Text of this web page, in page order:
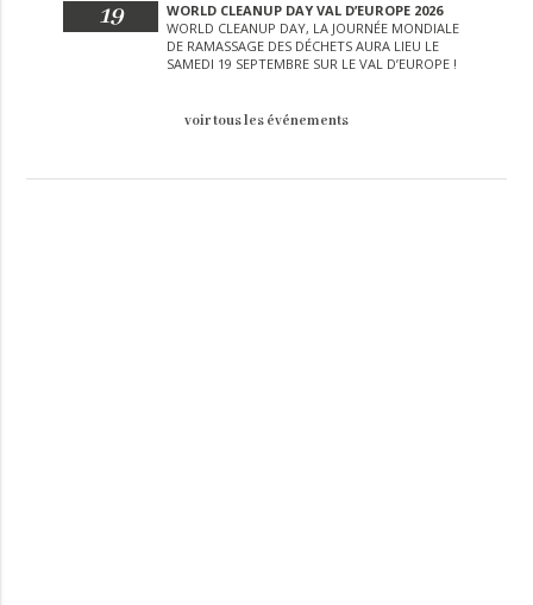
19
WORLD CLEANUP DAY VAL D’EUROPE 2026
WORLD CLEANUP DAY, LA JOURNÉE MONDIALE
DE RAMASSAGE DES DÉCHETS AURA LIEU LE
SAMEDI 19 SEPTEMBRE SUR LE VAL D’EUROPE !
voir tous les événements